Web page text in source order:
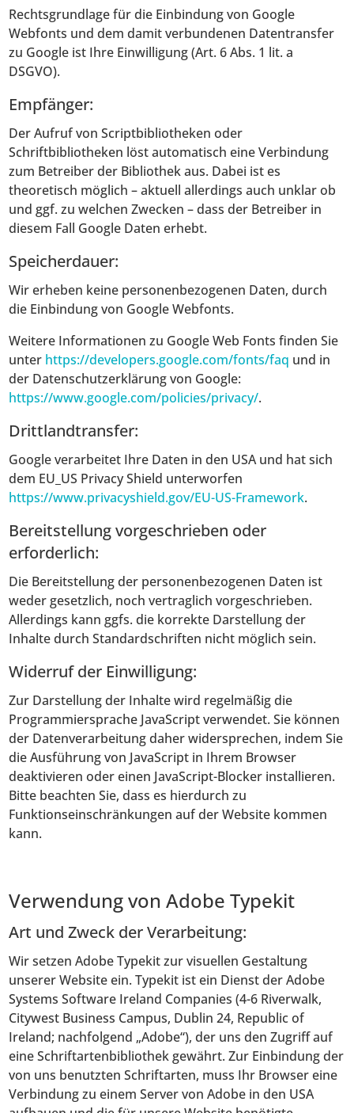
Rechtsgrundlage für die Einbindung von Google
Webfonts und dem damit verbundenen Datentransfer
zu Google ist Ihre Einwilligung (Art. 6 Abs. 1 lit. a
DSGVO).
Empfänger:
Der Aufruf von Scriptbibliotheken oder
Schriftbibliotheken löst automatisch eine Verbindung
zum Betreiber der Bibliothek aus. Dabei ist es
theoretisch möglich – aktuell allerdings auch unklar ob
und ggf. zu welchen Zwecken – dass der Betreiber in
diesem Fall Google Daten erhebt.
Speicherdauer:
Wir erheben keine personenbezogenen Daten, durch
die Einbindung von Google Webfonts.
Weitere Informationen zu Google Web Fonts finden Sie
unter https://developers.google.com/fonts/faq und in
der Datenschutzerklärung von Google:
https://www.google.com/policies/privacy/.
Drittlandtransfer:
Google verarbeitet Ihre Daten in den USA und hat sich
dem EU_US Privacy Shield unterworfen
https://www.privacyshield.gov/EU-US-Framework.
Bereitstellung vorgeschrieben oder
erforderlich:
Die Bereitstellung der personenbezogenen Daten ist
weder gesetzlich, noch vertraglich vorgeschrieben.
Allerdings kann ggfs. die korrekte Darstellung der
Inhalte durch Standardschriften nicht möglich sein.
Widerruf der Einwilligung:
Zur Darstellung der Inhalte wird regelmäßig die
Programmiersprache JavaScript verwendet. Sie können
der Datenverarbeitung daher widersprechen, indem Sie
die Ausführung von JavaScript in Ihrem Browser
deaktivieren oder einen JavaScript-Blocker installieren.
Bitte beachten Sie, dass es hierdurch zu
Funktionseinschränkungen auf der Website kommen
kann.
Verwendung von Adobe Typekit
Art und Zweck der Verarbeitung:
Wir setzen Adobe Typekit zur visuellen Gestaltung
unserer Website ein. Typekit ist ein Dienst der Adobe
Systems Software Ireland Companies (4-6 Riverwalk,
Citywest Business Campus, Dublin 24, Republic of
Ireland; nachfolgend „Adobe“), der uns den Zugriff auf
eine Schriftartenbibliothek gewährt. Zur Einbindung der
von uns benutzten Schriftarten, muss Ihr Browser eine
Verbindung zu einem Server von Adobe in den USA